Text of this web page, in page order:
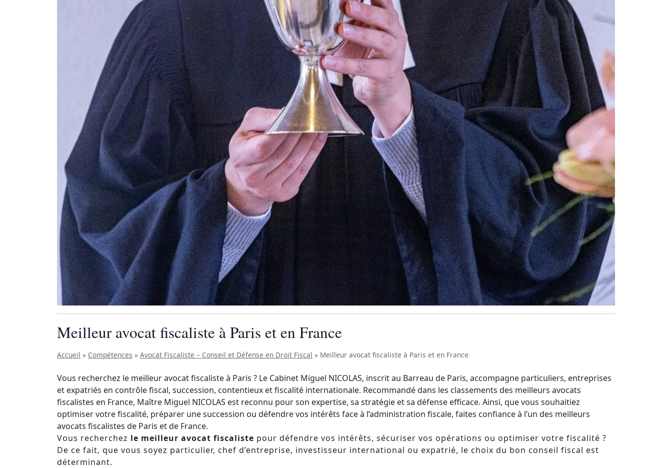
Meilleur avocat fiscaliste à Paris et en France
Accueil » Compétences » Avocat Fiscaliste – Conseil et Défense en Droit Fiscal » Meilleur avocat fiscaliste à Paris et en France
Vous recherchez le meilleur avocat fiscaliste à Paris ? Le Cabinet Miguel NICOLAS, inscrit au Barreau de Paris, accompagne particuliers, entreprises
et expatriés en contrôle fiscal, succession, contentieux et fiscalité internationale. Recommandé dans les classements des meilleurs avocats
fiscalistes en France, Maître Miguel NICOLAS est reconnu pour son expertise, sa stratégie et sa défense efficace. Ainsi, que vous souhaitiez
optimiser votre fiscalité, préparer une succession ou défendre vos intérêts face à l’administration fiscale, faites confiance à l’un des meilleurs
avocats fiscalistes de Paris et de France.
Vous recherchez le meilleur avocat fiscaliste pour défendre vos intérêts, sécuriser vos opérations ou optimiser votre fiscalité ?
De ce fait, que vous soyez particulier, chef d’entreprise, investisseur international ou expatrié, le choix du bon conseil fiscal est
déterminant.